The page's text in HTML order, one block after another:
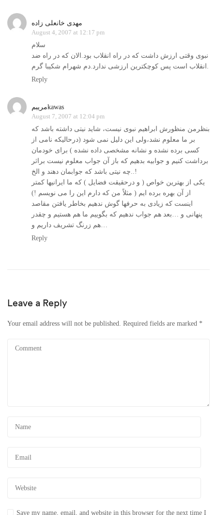
مهدی خانعلی زاده
August 4, 2007 at 12:17 pm
سلام
نبوی وقتی ارزش داشت که در راه انقلاب بود.الان که در راه ضد
انقلاب است پس کوچکترین ارزشی ندارد.دم شهرام شکیبا گرم.
Reply
مریبمkawas
August 7, 2007 at 12:04 pm
بنظرمن منظورش ابراهیم نبوی نیست، شاید نیتی داشته باشد که
بر ما معلوم نشد،‌ولی این دلیل نمی شود (درحالیکه نامی از
کسی برده نشده و نشانه مشخصی داده نشده ) برای خودمان
برداشت کنیم و جوابیه بدهیم که باز آن جواب معلوم نیست براثر
چه نیتی باشد که جوابمان دهند و الخ..!
یکی از بهترین خواص ( و درحقیقت فضایل ) که ما ایرانیها کمتر
از آن بهره برده ایم ( مثلاً من که دارم این را می نویسم !)
اینست که زیادی به حرفها گوش ندهیم بخاطر یافتن مقاصد
پنهانی و …بعد هم جواب ندهیم که بگوییم ما هم هستیم و چقدر
هم زرنگ تشریف داریم و…
Reply
Leave a Reply
Your email address will not be published. Required fields are marked *
Save my name, email, and website in this browser for the next time I